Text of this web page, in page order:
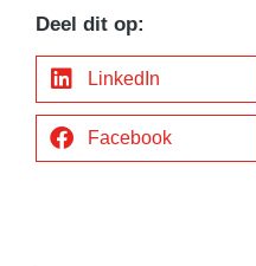
Deel dit op:
LinkedIn
Facebook